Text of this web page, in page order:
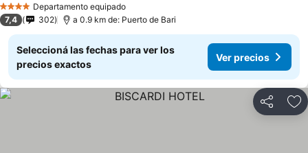
4 EstrellasDepartamento equipado
7,4 302 a 0.9 km de: Puerto de Bari
Seleccioná las fechas para ver los
precios exactos
Ver precios
Compartir